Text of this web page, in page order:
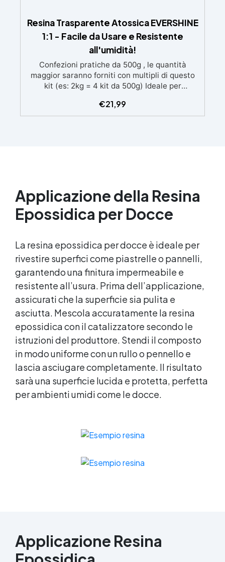
Resina Trasparente Atossica EVERSHINE
1:1 - Facile da Usare e Resistente
all'umidità!
Confezioni pratiche da 500g , le quantità
maggior saranno forniti con multipli di questo
kit (es: 2kg = 4 kit da 500g) Ideale per
inizia. Sempre lucida: garantisce una finitura
brillante e uniforme in ogni condizione.
€21,99
Applicazione della Resina
Epossidica per Docce
La resina epossidica per docce è ideale per
rivestire superfici come piastrelle o pannelli,
garantendo una finitura impermeabile e
resistente all’usura. Prima dell’applicazione,
assicurati che la superficie sia pulita e
asciutta. Mescola accuratamente la resina
epossidica con il catalizzatore secondo le
istruzioni del produttore. Stendi il composto
in modo uniforme con un rullo o pennello e
lascia asciugare completamente. Il risultato
sarà una superficie lucida e protetta, perfetta
per ambienti umidi come le docce.
Applicazione Resina